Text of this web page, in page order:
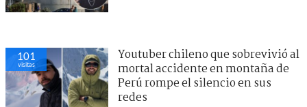
101
visitas
Youtuber chileno que sobrevivió al
mortal accidente en montaña de
Perú rompe el silencio en sus
redes